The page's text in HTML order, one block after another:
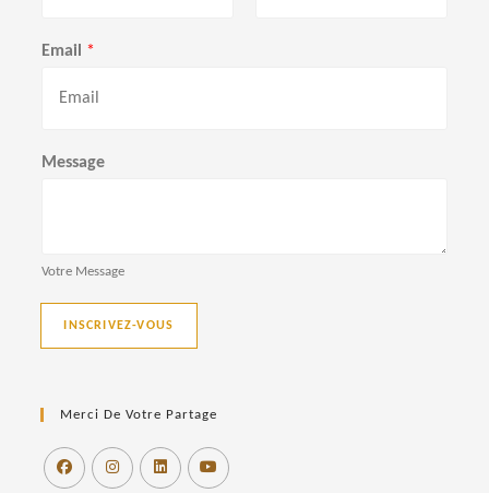
r
é
Email *
Message
Votre Message
INSCRIVEZ-VOUS
Merci De Votre Partage